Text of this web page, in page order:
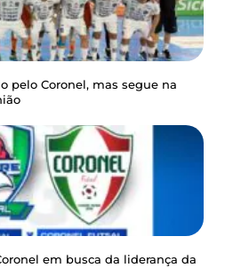
pelo Coronel, mas segue na
em busca da liderança da